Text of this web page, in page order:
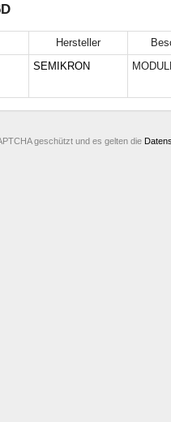
Hersteller
SEMIKRON
geschützt und es gelten die